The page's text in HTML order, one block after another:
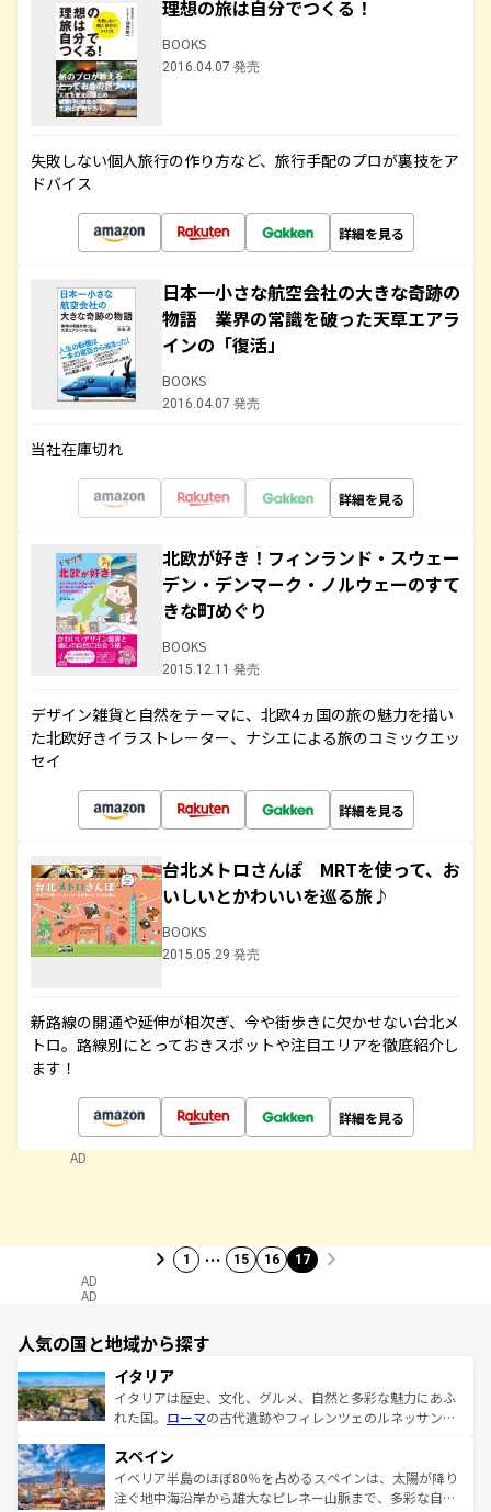
理想の旅は自分でつくる！
BOOKS
2016.04.07 発売
失敗しない個人旅行の作り方など、旅行手配のプロが裏技をア
ドバイス
詳細を見る
日本一小さな航空会社の大きな奇跡の
物語 業界の常識を破った天草エアラ
インの「復活」
BOOKS
2016.04.07 発売
当社在庫切れ
詳細を見る
北欧が好き！フィンランド・スウェー
デン・デンマーク・ノルウェーのすて
きな町めぐり
BOOKS
2015.12.11 発売
デザイン雑貨と自然をテーマに、北欧4ヵ国の旅の魅力を描い
た北欧好きイラストレーター、ナシエによる旅のコミックエッ
セイ
詳細を見る
台北メトロさんぽ MRTを使って、お
いしいとかわいいを巡る旅♪
BOOKS
2015.05.29 発売
新路線の開通や延伸が相次ぎ、今や街歩きに欠かせない台北メ
トロ。路線別にとっておきスポットや注目エリアを徹底紹介し
ます！
詳細を見る
AD
1 … 15 16 17
AD
AD
人気の国と地域から探す
イタリア
イタリアは歴史、文化、グルメ、自然と多彩な魅力にあふ
れた国。 ローマの古代遺跡やフィレンツェのルネッサンス
ろん、トスカーナの美しい田園風景やアマルフィ海岸の絶
景など、自然景観も見逃せない。観光の合間には、本場の
ピザやパスタなど、絶品のイタリア料理を堪能することも
スペイン
イベリア半島のほぼ80％を占めるスペインは、太陽が降り
注ぐ地中海沿岸から雄大なピレネー山脈まで、多彩な自然